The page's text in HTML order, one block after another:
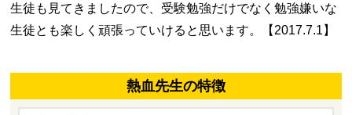
生徒も見てきましたので、受験勉強だけでなく勉強嫌いな
生徒とも楽しく頑張っていけると思います。【2017.7.1】
熱血先生の特徴